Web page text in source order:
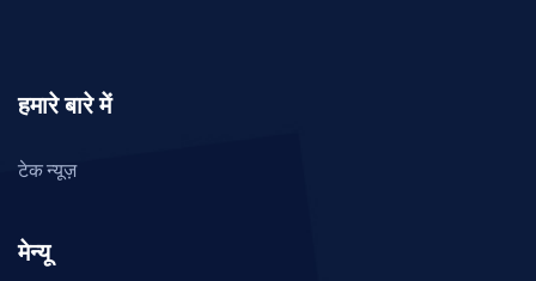
हमारे बारे में
टेक न्यूज़
मेन्यू